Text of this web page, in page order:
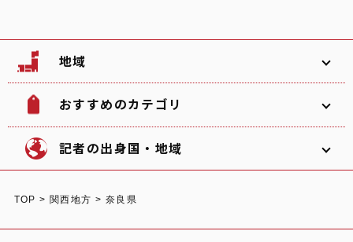
地域
韓国 北海道
おすすめのカテゴリ
記者の出身国・地域
TOP > 関西地方 > 奈良県